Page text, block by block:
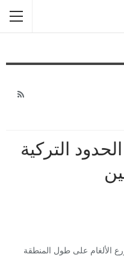
التركية
الألغام على طول المنطقة